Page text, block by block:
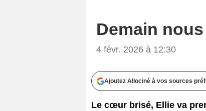
Demain
4 févr. 2026 à 12:30
Ajoutez Allociné à vos sources
Le cœur brisé, Ellie va